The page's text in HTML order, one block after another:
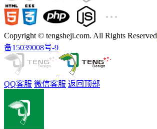
Copyright © tengsheji.com. All Rights Reserved
备15039008号-9
QQ客服 微信客服 返回顶部